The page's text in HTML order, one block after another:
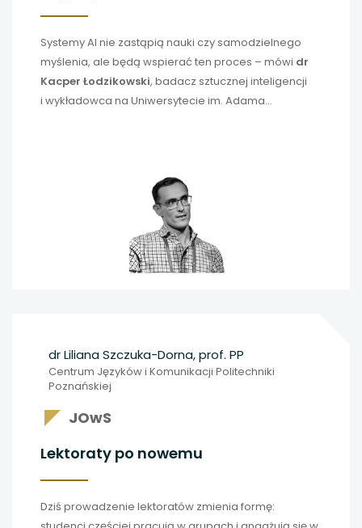
Systemy AI nie zastąpią nauki czy samodzielnego
myślenia, ale będą wspierać ten proces – mówi dr
Kacper Łodzikowski, badacz sztucznej inteligencji
i wykładowca na Uniwersytecie im. Adama
od AI rozmawiamy o przyszłości technologii i o tym,
jak się zmieni charakter pracy nauczyciela języków.
dr Liliana Szczuka-Dorna, prof. PP
Centrum Języków i Komunikacji Politechniki
Poznańskiej
JOwS
Lektoraty po nowemu
Dziś prowadzenie lektoratów zmienia formę: